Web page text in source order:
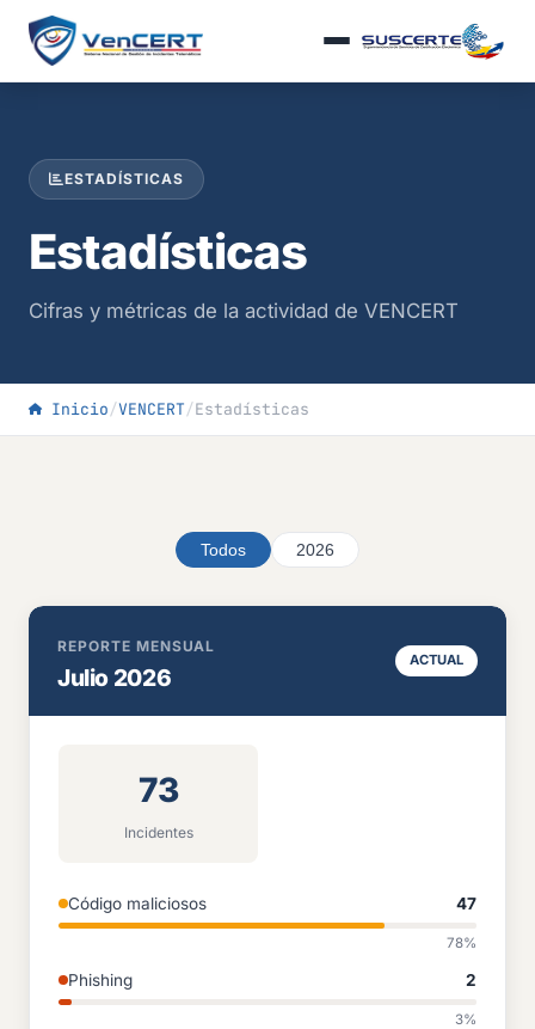
ESTADÍSTICAS
Estadísticas
Cifras y métricas de la actividad de VENCERT
Inicio/VENCERT/Estadísticas
Todos 2026
REPORTE MENSUAL
Julio 2026
ACTUAL
73
Incidentes
Código maliciosos 47
78%
Phishing 2
3%